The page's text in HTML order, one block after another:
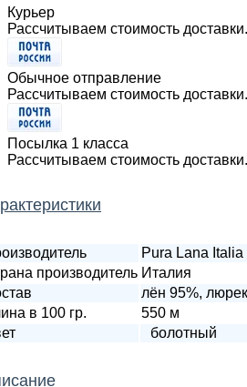
Курьер
Рассчитываем стоимость
Обычное отправление
Рассчитываем стоимость
Посылка 1 класса
Рассчитываем стоимость
Pura Lana Italia
производитель Италия
лён 95%,
в 100 гр.
550 м
болотный